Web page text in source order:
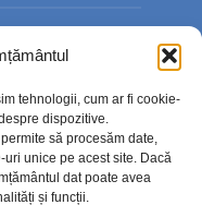
tehnologii, cum ar fi cookie-
dispozitive.
să procesăm date,
unice pe acest site. Dacă
dat poate avea
și funcții.